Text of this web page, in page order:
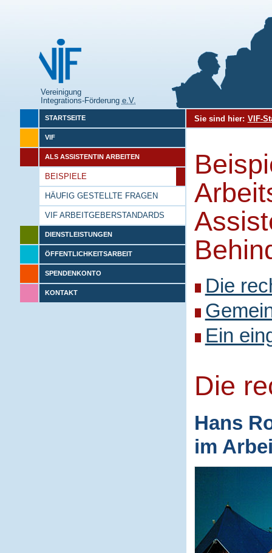
Vereinigung
Integrations-Förderung e.V.
STARTSEITE
VIF
ALS ASSISTENTIN ARBEITEN
BEISPIELE
HÄUFIG GESTELLTE FRAGEN
VIF ARBEITGEBERSTANDARDS
DIENSTLEISTUNGEN
ÖFFENTLICHKEITSARBEIT
SPENDENKONTO
KONTAKT
Sie sind hier: VIF-
Die
Ein
Die
Hans
im